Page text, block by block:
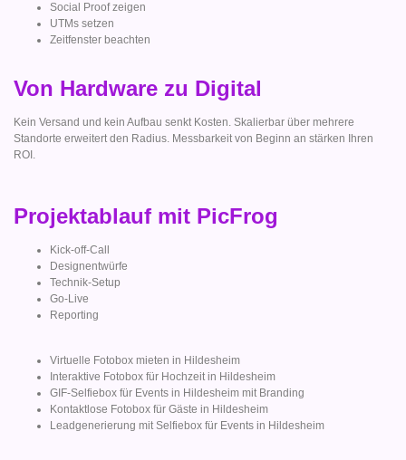
Social Proof zeigen
UTMs setzen
Zeitfenster beachten
Von Hardware zu Digital
Kein Versand und kein Aufbau senkt Kosten. Skalierbar über mehrere
Standorte erweitert den Radius. Messbarkeit von Beginn an stärken Ihren
ROI.
Projektablauf mit PicFrog
Kick-off-Call
Designentwürfe
Technik-Setup
Go-Live
Reporting
Virtuelle Fotobox mieten in Hildesheim
Interaktive Fotobox für Hochzeit in Hildesheim
GIF-Selfiebox für Events in Hildesheim mit Branding
Kontaktlose Fotobox für Gäste in Hildesheim
Leadgenerierung mit Selfiebox für Events in Hildesheim